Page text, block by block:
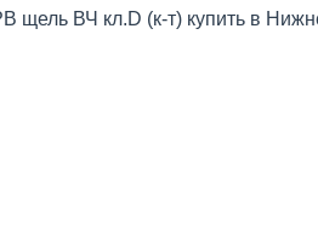
щель ВЧ кл.D (к-т) купить в